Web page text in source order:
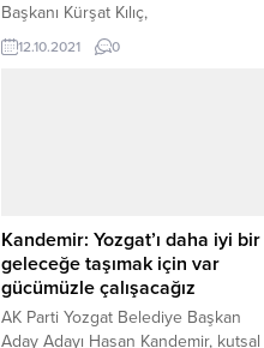
Başkanı Kürşat Kılıç,
Cumhurbaşkanı Recep Tayyip
Erdoğan liderliğinde kurulan ve
12.10.2021 0
Kandemir: Yozgat’ı daha iyi bir
geleceğe taşımak için var
gücümüzle çalışacağız
AK Parti Yozgat Belediye Başkan
Aday Adayı Hasan Kandemir, kutsal